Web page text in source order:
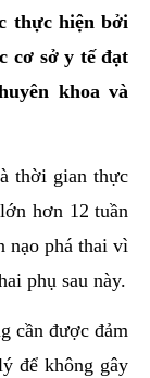
thực hiện bởi
cơ sở y tế đạt
khoa và
thời gian thực
hơn 12 tuần
nạo phá thai vì
phụ sau này.
cần được đảm
để không gây